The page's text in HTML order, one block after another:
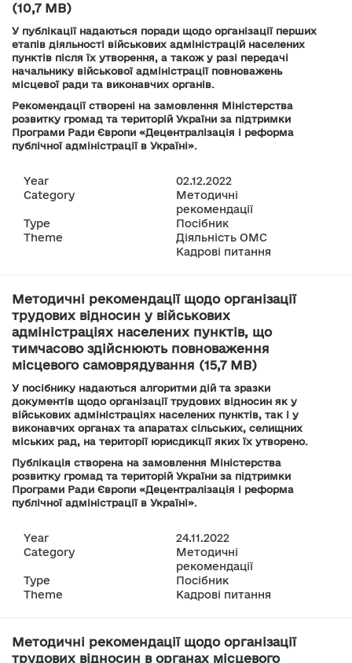
(10,7 MB)
У публікації надаються поради щодо організації перших
етапів діяльності військових адміністрацій населених
пунктів після їх утворення, а також у разі передачі
начальнику військової адміністрації повноважень
місцевої ради та виконавчих органів.
Рекомендації створені на замовлення Міністерства
розвитку громад та територій України за підтримки
Програми Ради Європи «Децентралізація і реформа
публічної адміністрації в Україні».
Year
02.12.2022
Category
Методичні
рекомендації
Type
Посібник
Theme
Діяльність ОМС
Кадрові питання
Методичні рекомендації щодо організації
трудових відносин у військових
адміністраціях населених пунктів, що
тимчасово здійснюють повноваження
місцевого самоврядування (15,7 MB)
У посібнику надаються алгоритми дій та зразки
документів щодо організації трудових відносин як у
військових адміністраціях населених пунктів, так і у
виконавчих органах та апаратах сільських, селищних
міських рад, на території юрисдикції яких їх утворено.
Публікація створена на замовлення Міністерства
розвитку громад та територій України за підтримки
Програми Ради Європи «Децентралізація і реформа
публічної адміністрації в Україні».
Year
24.11.2022
Category
Методичні
рекомендації
Type
Посібник
Theme
Кадрові питання
Методичні рекомендації щодо організації
трудових відносин в органах місцевого